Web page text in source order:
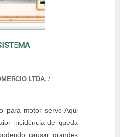
LTDA. /
para motor servo Aqui
incidência de queda
causar grandes